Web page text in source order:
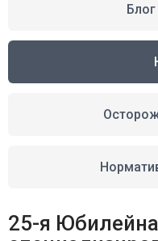
25-я